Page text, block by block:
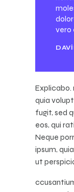
vero
quia
fugit, sed
eos, qui
Neque
ipsum,
ut